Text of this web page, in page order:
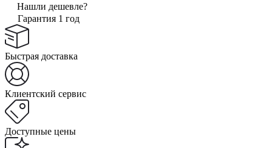
Нашли дешевле?
Гарантия 1 год
Быстрая доставка
Клиентский сервис
Доступные цены